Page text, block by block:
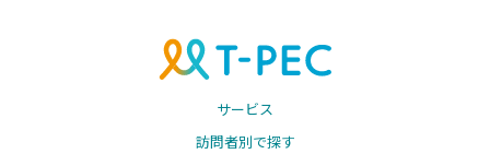
サービス
訪問者別で探す